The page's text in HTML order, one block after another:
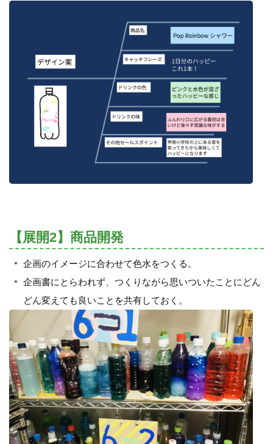
【展開2】商品開発
企画のイメージに合わせて色水をつくる。
企画書にとらわれず、つくりながら思いついたことにどん
どん変えても良いことを共有しておく。